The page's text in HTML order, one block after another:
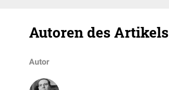
Autoren des Artikels
Autor